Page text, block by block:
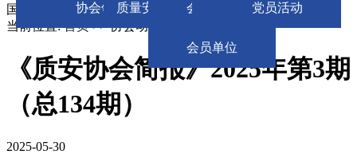
质量保险分会
协会领导质量安全教育培训
会员缴费
会员单位
专家信息中心
党员活动
国际大厦B座7楼A室
当前位置:首页 >>协会动态 >>
《质安协会简报》2025年第3期
（总134期）
2025-05-30